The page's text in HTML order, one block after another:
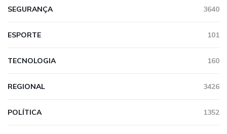
SEGURANÇA 3640
ESPORTE 101
TECNOLOGIA 160
REGIONAL 3426
POLÍTICA 1352